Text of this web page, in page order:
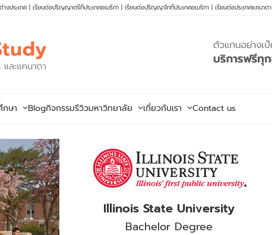
งประเทศ| เรียนต่อปริญญาตรีที่ประเทศอเมริกา | เรียนต่อปริญญาโทที่ประเทศอเมริกา | เรียนต่อประเทศแคนาดา
กษา Blogกิจกรรมรีวิวมหาวิทยาลัย เกี่ยวกับเรา Contact us
Illinois State University
Bachelor Degree